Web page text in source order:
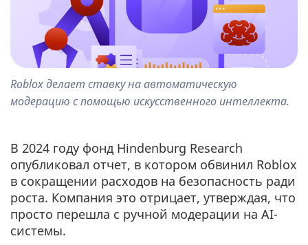
Roblox делает ставку на автоматическую
модерацию с помощью искусственного интеллекта.
В 2024 году фонд Hindenburg Research
опубликовал отчет, в котором обвинил Roblox
в сокращении расходов на безопасность ради
роста. Компания это отрицает, утверждая, что
просто перешла с ручной модерации на AI-
системы.